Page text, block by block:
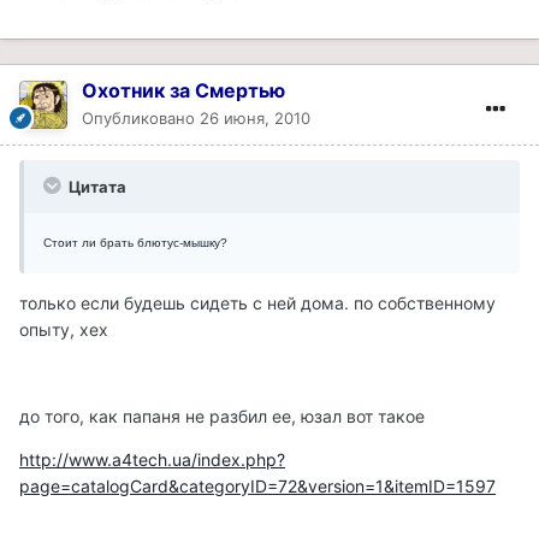
Охотник за Смертью
Опубликовано 26 июня, 2010
Цитата
Стоит ли брать блютус-мышку?
только если будешь сидеть с ней дома. по собственному
опыту, хех
до того, как папаня не разбил ее, юзал вот такое
http://www.a4tech.ua/index.php?
page=catalogCard&categoryID=72&version=1&itemID=1597